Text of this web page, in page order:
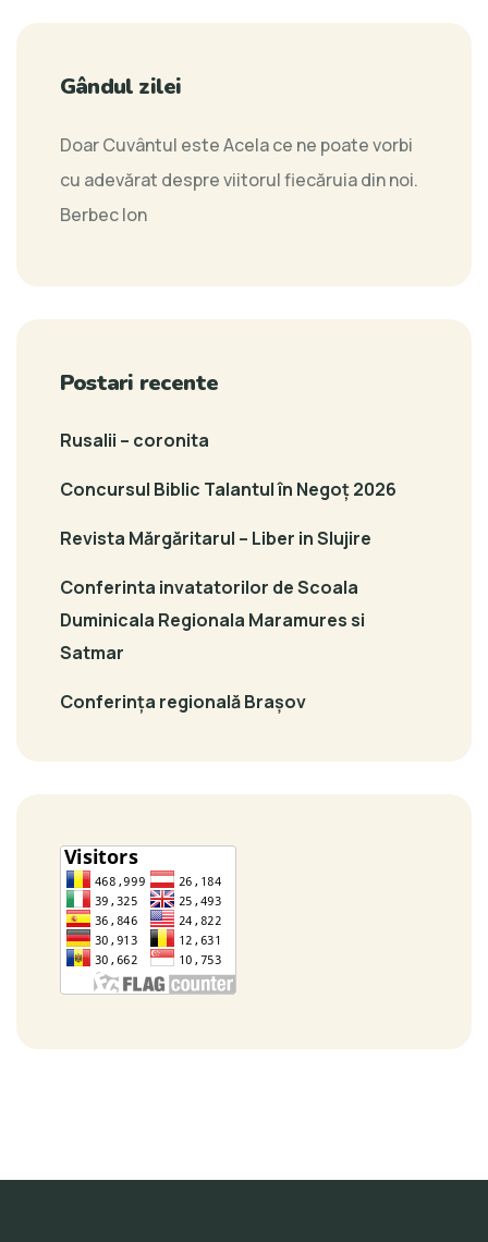
Gândul zilei
Doar Cuvântul este Acela ce ne poate vorbi
cu adevărat despre viitorul fiecăruia din noi.
Berbec Ion
Postari recente
Rusalii – coronita
Concursul Biblic Talantul în Negoț 2026
Revista Mărgăritarul – Liber in Slujire
Conferinta invatatorilor de Scoala
Duminicala Regionala Maramures si
Satmar
Conferința regională Brașov